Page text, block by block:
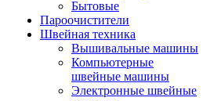
Бытовые
Пароочистители
Швейная техника
Вышивальные машины
Компьютерные
швейные машины
Электронные швейные